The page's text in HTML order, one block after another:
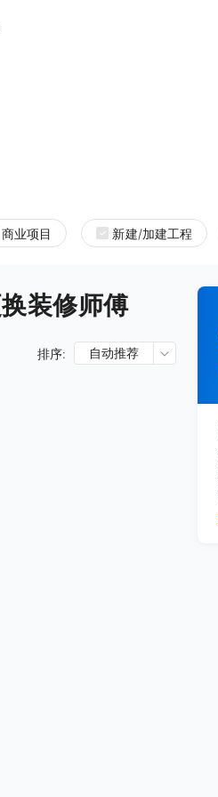
商业项目 新建/加建工程
装修师傅
排序: 自动推荐